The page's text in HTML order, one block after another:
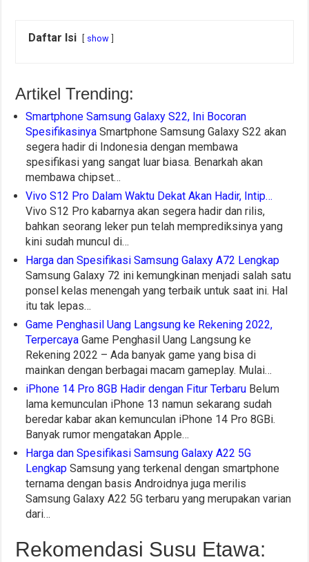
Daftar Isi show
Artikel Trending:
Smartphone Samsung Galaxy S22, Ini Bocoran
Spesifikasinya Smartphone Samsung Galaxy S22 akan
segera hadir di Indonesia dengan membawa
spesifikasi yang sangat luar biasa. Benarkah akan
membawa chipset…
Vivo S12 Pro Dalam Waktu Dekat Akan Hadir, Intip…
Vivo S12 Pro kabarnya akan segera hadir dan rilis,
bahkan seorang leker pun telah memprediksinya yang
kini sudah muncul di…
Harga dan Spesifikasi Samsung Galaxy A72 Lengkap
Samsung Galaxy 72 ini kemungkinan menjadi salah satu
ponsel kelas menengah yang terbaik untuk saat ini. Hal
itu tak lepas…
Game Penghasil Uang Langsung ke Rekening 2022,
Terpercaya Game Penghasil Uang Langsung ke
Rekening 2022 – Ada banyak game yang bisa di
mainkan dengan berbagai macam gameplay. Mulai…
iPhone 14 Pro 8GB Hadir dengan Fitur Terbaru Belum
lama kemunculan iPhone 13 namun sekarang sudah
beredar kabar akan kemunculan iPhone 14 Pro 8GBi.
Banyak rumor mengatakan Apple…
Harga dan Spesifikasi Samsung Galaxy A22 5G
Lengkap Samsung yang terkenal dengan smartphone
ternama dengan basis Androidnya juga merilis
Samsung Galaxy A22 5G terbaru yang merupakan varian
dari…
Rekomendasi Susu Etawa: